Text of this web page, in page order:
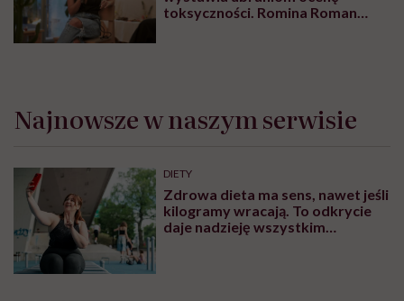
toksyczności. Romina Roman
Najnowsze w naszym serwisie
DIETY
Zdrowa dieta ma sens, nawet jeśli
kilogramy wracają. To odkrycie
daje nadzieję wszystkim